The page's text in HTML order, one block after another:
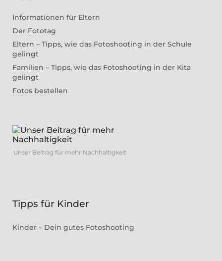
Informationen für Eltern
Der Fototag
Eltern – Tipps, wie das Fotoshooting in der Schule
gelingt
Familien – Tipps, wie das Fotoshooting in der Kita
gelingt
Fotos bestellen
Unser Beitrag für mehr Nachhaltigkeit
Tipps für Kinder
Kinder – Dein gutes Fotoshooting